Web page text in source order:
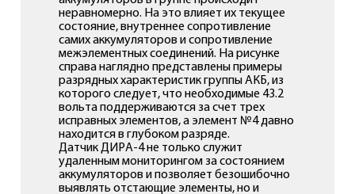
неравномерно. На это влияет их текущее
состояние, внутреннее сопротивление
самих аккумуляторов и сопротивление
межэлементных соединений. На рисунке
справа наглядно представлены примеры
разрядных характеристик группы АКБ, из
которого следует, что необходимые 43.2
вольта поддерживаются за счет трех
исправных элементов, а элемент №4 давно
находится в глубоком разряде.
Датчик ДИРА-4 не только служит
удаленным мониторингом за состоянием
аккумуляторов и позволяет безошибочно
выявлять отстающие элементы, но и